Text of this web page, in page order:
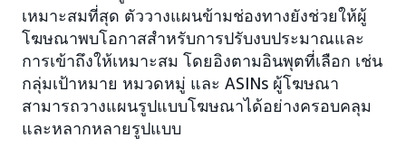
เหมาะสมที่สุด ตัววางแผนข้ามช่องทางยังช่วยให้ผู้
โฆษณาพบโอกาสสำหรับการปรับงบประมาณและ
การเข้าถึงให้เหมาะสม โดยอิงตามอินพุตที่เลือก เช่น
กลุ่มเป้าหมาย หมวดหมู่ และ ASINs ผู้โฆษณา
สามารถวางแผนรูปแบบโฆษณาได้อย่างครอบคลุม
และหลากหลายรูปแบบ